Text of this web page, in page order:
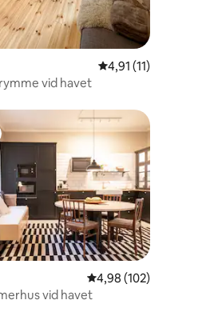
22 omdömen4,91 av 5 i
4,91 (11)
vid havet
4,98 av 5 i
4,98 (102)
vid havet